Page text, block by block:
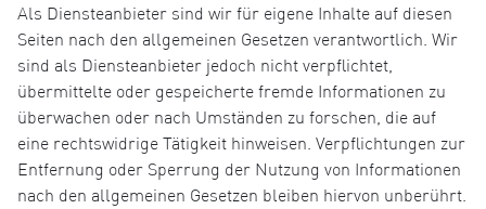
Als Diensteanbieter sind wir für eigene Inhalte auf diesen
Seiten nach den allgemeinen Gesetzen verantwortlich. Wir
sind als Diensteanbieter jedoch nicht verpflichtet,
übermittelte oder gespeicherte fremde Informationen zu
überwachen oder nach Umständen zu forschen, die auf
eine rechtswidrige Tätigkeit hinweisen. Verpflichtungen zur
Entfernung oder Sperrung der Nutzung von Informationen
nach den allgemeinen Gesetzen bleiben hiervon unberührt.